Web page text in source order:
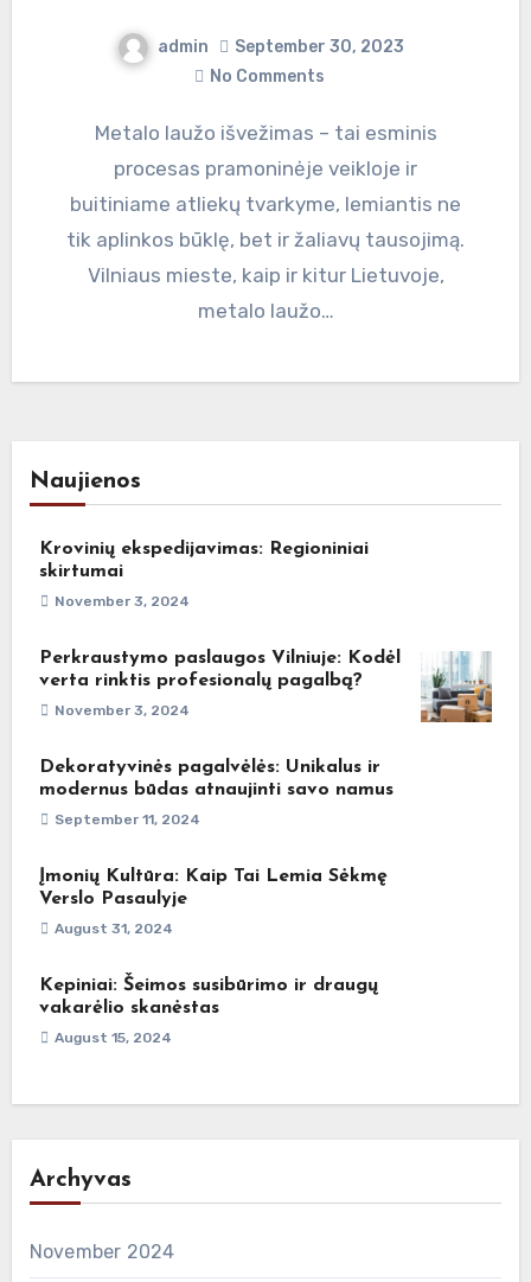
admin
September 30, 2023
No Comments
Metalo laužo išvežimas – tai esminis
procesas pramoninėje veikloje ir
buitiniame atliekų tvarkyme, lemiantis ne
tik aplinkos būklę, bet ir žaliavų tausojimą.
Vilniaus mieste, kaip ir kitur Lietuvoje,
metalo laužo…
Naujienos
Krovinių ekspedijavimas: Regioniniai
skirtumai
November 3, 2024
Perkraustymo paslaugos Vilniuje: Kodėl
verta rinktis profesionalų pagalbą?
November 3, 2024
Dekoratyvinės pagalvėlės: Unikalus ir
modernus būdas atnaujinti savo namus
September 11, 2024
Įmonių Kultūra: Kaip Tai Lemia Sėkmę
Verslo Pasaulyje
August 31, 2024
Kepiniai: Šeimos susibūrimo ir draugų
vakarėlio skanėstas
August 15, 2024
Archyvas
November 2024